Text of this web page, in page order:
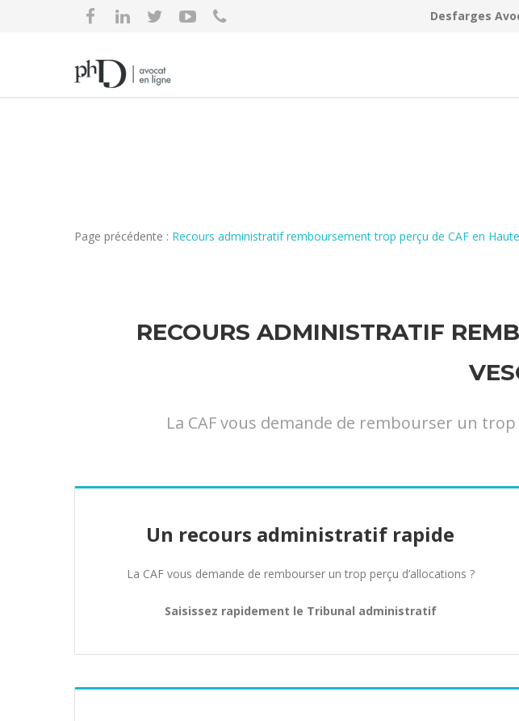
Desfarges
Page précédente : Recours administratif remboursement trop perçu de CAF en
RECOURS ADMINISTRATIF
La CAF vous demande de rembourser un trop
Un recours administratif rapide
La CAF vous demande de rembourser un trop perçu d’allocations ?
Saisissez rapidement le Tribunal administratif